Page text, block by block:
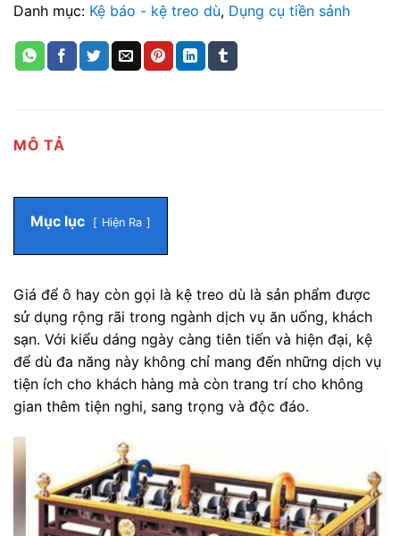
Danh mục: Kệ báo - kệ treo dù, Dụng cụ tiền sảnh
MÔ TẢ
Mục lục Hiện Ra
Giá để ô hay còn gọi là kệ treo dù là sản phẩm được
sử dụng rộng rãi trong ngành dịch vụ ăn uống, khách
sạn. Với kiểu dáng ngày càng tiên tiến và hiện đại, kệ
để dù đa năng này không chỉ mang đến những dịch vụ
tiện ích cho khách hàng mà còn trang trí cho không
gian thêm tiện nghi, sang trọng và độc đáo.